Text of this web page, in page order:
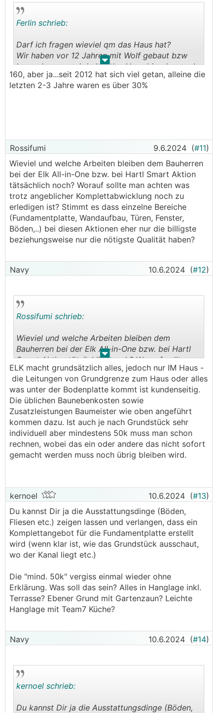
sind das tatsächlich nur für die paar
ausgewählten Häuser Aktionen?
. .
Ferlin schrieb:
Darf ich fragen wieviel qm das Haus hat?
Wir haben vor 12 Jahren mit Wolf gebaut bzw
bauen lassen und da hat das Haus bisschen mehr
als die Hälfte von euch gekostet und da wäre Elk
um einiges günstiger gewesen, sind die Preise
160, aber ja...seit 2012 hat sich viel getan, alleine die
letzten 2-3 Jahre waren es über 30%
Rossifumi 9.6.2024 (#11)
Wieviel und welche Arbeiten bleiben dem Bauherren
bei der Elk All-in-One bzw. bei Hartl Smart Aktion
tätsächlich noch? Worauf sollte man achten was
trotz angeblicher Komplettabwicklung noch zu
erledigen ist? Stimmt es dass einzelne Bereiche
(Fundamentplatte, Wandaufbau, Türen, Fenster,
Böden,..) bei diesen Aktionen eher nur die billigste
beziehungsweise nur die nötigste Qualität haben?
Navy 10.6.2024 (#12)
. .
Rossifumi schrieb:
Wieviel und welche Arbeiten bleiben dem
Bauherren bei der Elk All-in-One bzw. bei Hartl
Smart Aktion tätsächlich noch? Worauf sollte
man achten was trotz angeblicher
Komplettabwicklung noch zu erledigen ist?
Stimmt es dass einzelne Bereiche
(Fundamentplatte, Wandaufbau, Türen, Fenster,
Böden,..) bei diesen Aktionen eher nur die
billigste beziehungsweise nur die nötigste
Qualität haben?
ELK macht grundsätzlich alles, jedoch nur IM Haus -
die Leitungen von Grundgrenze zum Haus oder alles
was unter der Bodenplatte kommt ist kundenseitig.
Die üblichen Baunebenkosten sowie
Zusatzleistungen Baumeister wie oben angeführt
kommen dazu. Ist auch je nach Grundstück sehr
individuell aber mindestens 50k muss man schon
rechnen, wobei das ein oder andere das nicht sofort
gemacht werden muss noch übrig bleiben wird.
kernoel 10.6.2024 (#13)
Du kannst Dir ja die Ausstattungsdinge (Böden,
Fliesen etc.) zeigen lassen und verlangen, dass ein
Komplettangebot für die Fundamentplatte erstellt
wird (wenn klar ist, wie das Grundstück ausschaut,
wo der Kanal liegt etc.)
Die "mind. 50k" vergiss einmal wieder ohne
Erklärung. Was soll das sein? Alles in Hanglage inkl.
Terrasse? Ebener Grund mit Gartenzaun? Leichte
Hanglage mit Team7 Küche?
Navy 10.6.2024 (#14)
kernoel schrieb:
Du kannst Dir ja die Ausstattungsdinge (Böden,